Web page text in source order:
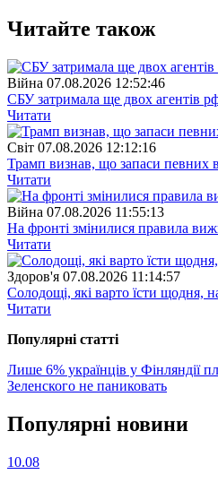
Читайте також
Війна 07.08.2026 12:52:46
СБУ затримала ще двох агентів
Читати
Свiт 07.08.2026 12:12:16
Трамп визнав, що запаси певних
Читати
Війна 07.08.2026 11:55:13
На фронті змінилися правила
Читати
Здоров'я 07.08.2026 11:14:57
Солодощі, які варто їсти щодня,
Читати
Популярнi статтi
Лише 6% українців у Фінляндії
Зеленского не паниковать
Популярнi новини
10.08